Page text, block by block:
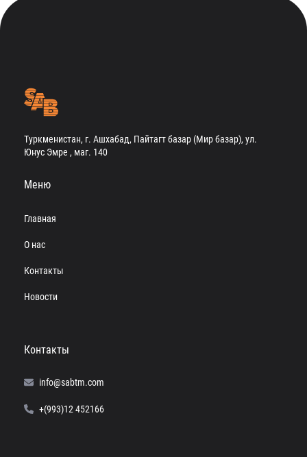
Туркменистан, г. Ашхабад, Пайтагт базар (Мир базар), ул.
Юнус Эмре , маг. 140
Меню
Главная
О нас
Контакты
Новости
Контакты
info@sabtm.com
+(993)12 452166